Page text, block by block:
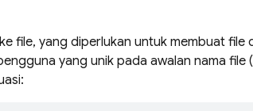
file, yang diperlukan untuk membuat file
yang unik pada awalan nama file